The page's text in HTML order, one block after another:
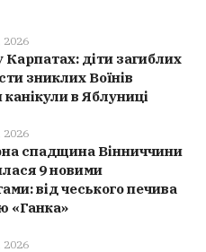
Карпатах: діти загиблих
зниклих Воїнів
в Яблуниці
спадщина Вінниччини
9 новими
від чеського печива
«Ганка»